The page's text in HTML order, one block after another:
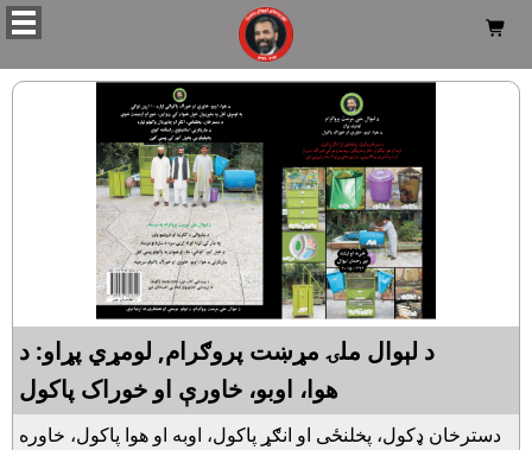

د لېوال ملۍ مړښت پروګرام, لومړي پړاو: د
هوا، اوبو، خاورې او خوراک پاکول
دسترخان ډکول، پخلنځى او انګړ پاکول، اوبه او هوا پاکول، خاوره